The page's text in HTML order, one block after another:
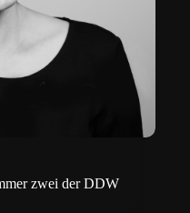
zwei der DDW